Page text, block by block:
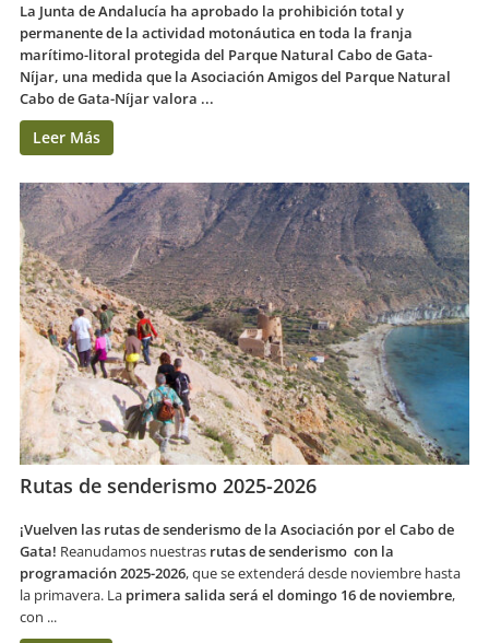
La Junta de Andalucía ha aprobado la prohibición total y
permanente de la actividad motonáutica en toda la franja
marítimo-litoral protegida del Parque Natural Cabo de Gata-
Níjar, una medida que la Asociación Amigos del Parque Natural
Cabo de Gata-Níjar valora ...
Leer Más
Rutas de senderismo 2025-2026
¡Vuelven las rutas de senderismo de la Asociación por el Cabo de
Gata! Reanudamos nuestras rutas de senderismo con la
programación 2025-2026, que se extenderá desde noviembre hasta
la primavera. La primera salida será el domingo 16 de noviembre,
con ...